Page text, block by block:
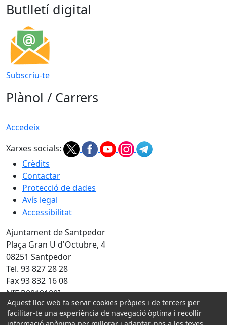
Butlletí digital
Subscriu-te
Plànol / Carrers
Accedeix
Xarxes socials:
Crèdits
Contactar
Protecció de dades
Avís legal
Accessibilitat
Ajuntament de Santpedor
Plaça Gran U d'Octubre, 4
08251 Santpedor
Tel. 93 827 28 28
Fax 93 832 16 08
NIF P0819100I
Amb la col·laboració de:
Aquest lloc web fa servir cookies pròpies i de tercers per
facilitar-te una experiència de navegació òptima i recollir